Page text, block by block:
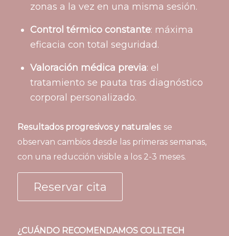
zonas a la vez en una misma sesión.
Control térmico constante: máxima
eficacia con total seguridad.
Valoración médica previa: el
tratamiento se pauta tras diagnóstico
corporal personalizado.
Resultados progresivos y naturales: se
observan cambios desde las primeras semanas,
con una reducción visible a los 2-3 meses.
Reservar cita
¿CUÁNDO RECOMENDAMOS COLLTECH